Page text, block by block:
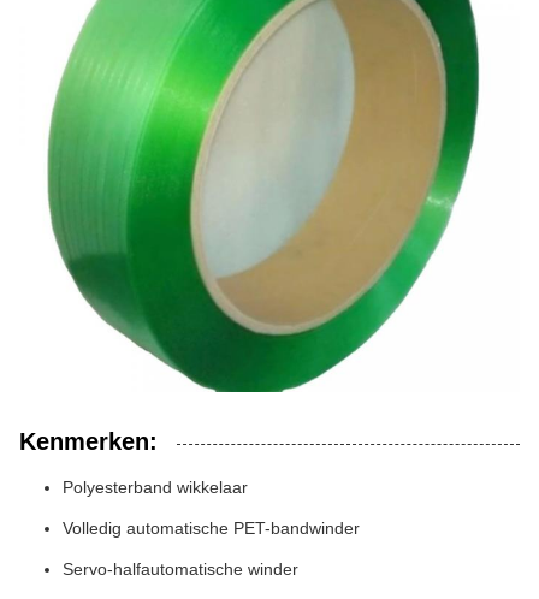
Kenmerken:
Polyesterband wikkelaar
Volledig automatische PET-bandwinder
Servo-halfautomatische winder